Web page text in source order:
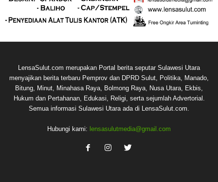
LensaSulut.com merupakan Portal berita seputar Sulawesi Utara
menyajikan berita terbaru Pemprov dan DPRD Sulut, Politika, Manado,
Bitung, Minut, Minahasa Raya, Bolmong Raya, Nusa Utara, Ekbis,
Hukum dan Pertahanan, Edukasi, Religi, serta sejumlah Advertorial.
Semua informasi Sulawesi Utara ada di LensaSulut.com.
Hubungi kami: lensasulutmedia@gmail.com